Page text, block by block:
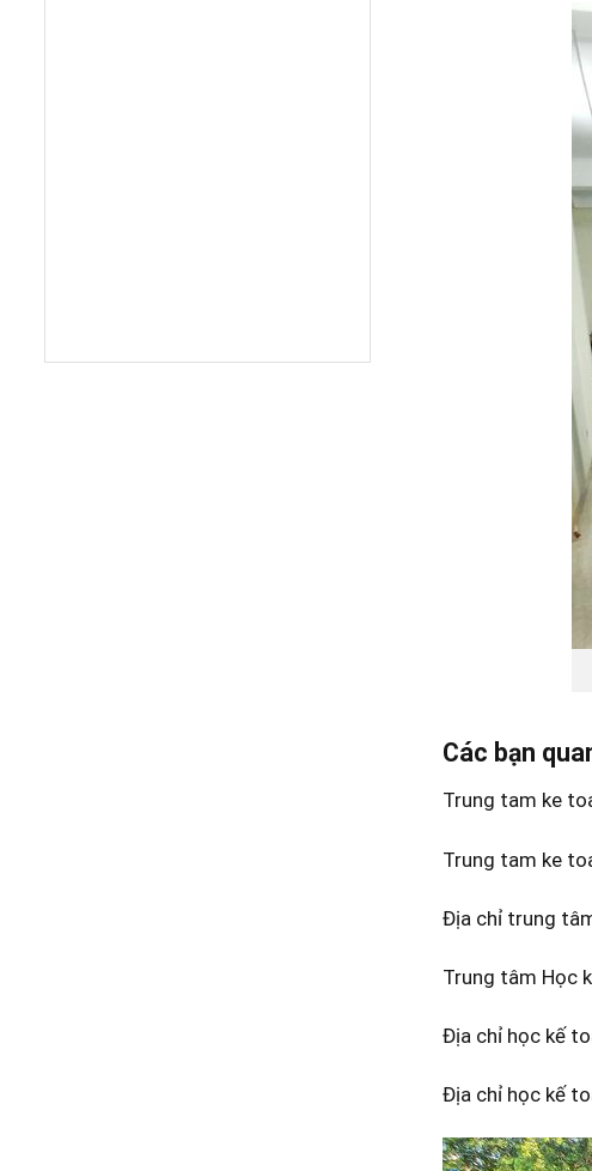
Các bạn
Trung tam ke
Trung tam ke
Địa chỉ trung
Trung tâm Học
Địa chỉ học kế
Địa chỉ học kế